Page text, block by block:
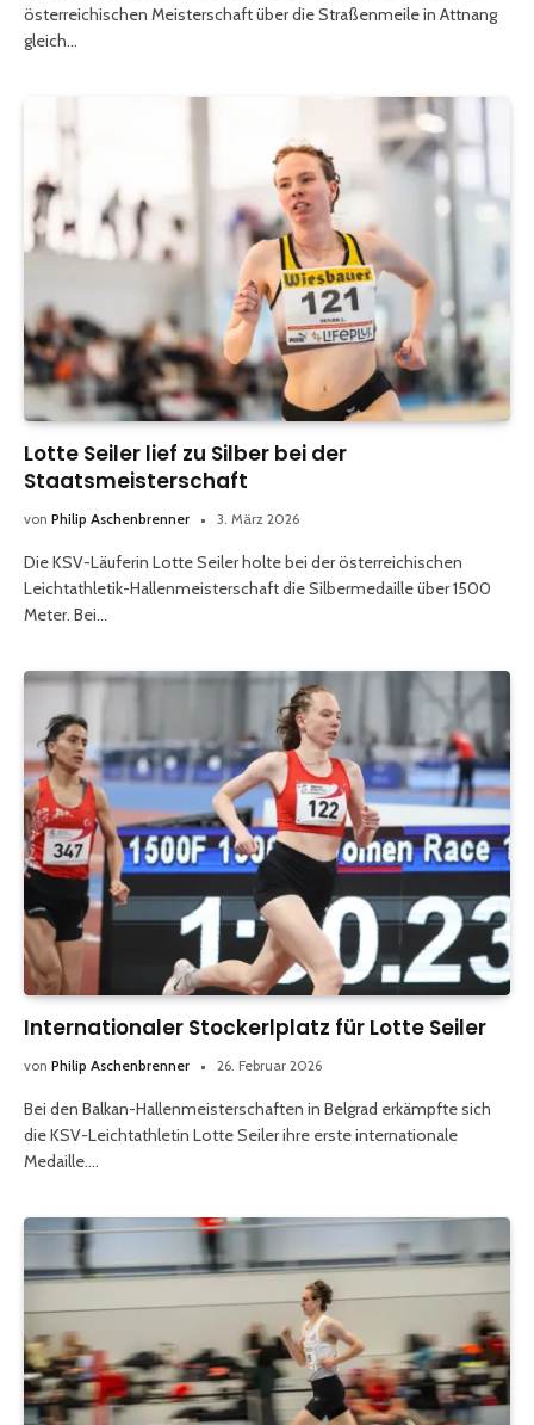
österreichischen Meisterschaft über die Straßenmeile in Attnang
gleich…
Lotte Seiler lief zu Silber bei der
Staatsmeisterschaft
von Philip Aschenbrenner 3. März 2026
Die KSV-Läuferin Lotte Seiler holte bei der österreichischen
Leichtathletik-Hallenmeisterschaft die Silbermedaille über 1500
Meter. Bei…
Internationaler Stockerlplatz für Lotte Seiler
von Philip Aschenbrenner 26. Februar 2026
Bei den Balkan-Hallenmeisterschaften in Belgrad erkämpfte sich
die KSV-Leichtathletin Lotte Seiler ihre erste internationale
Medaille.…